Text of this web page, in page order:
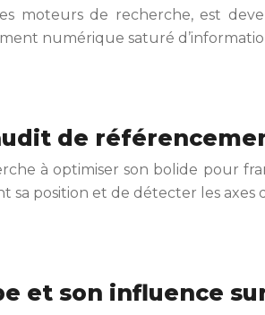
moteurs de recherche, est
numérique saturé
de
à optimiser son bolide pour
sa position et de détecter les axes
et son influence sur